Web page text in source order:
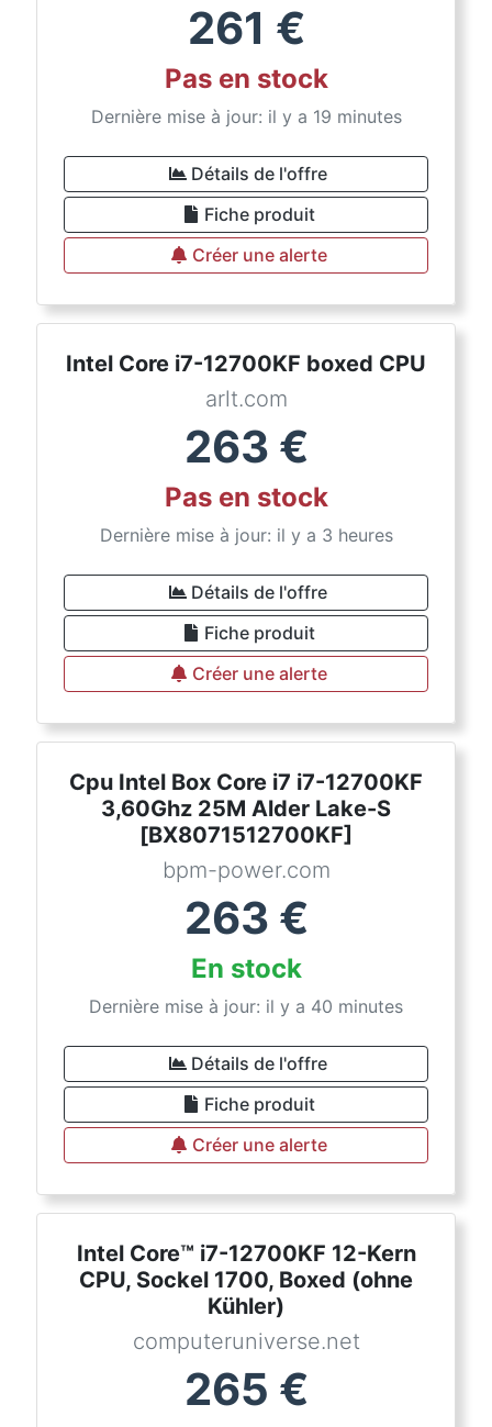
261 €
Pas en stock
Dernière mise à jour: il y a 19 minutes
Détails de l'offre
Fiche produit
Créer une alerte
Intel Core i7-12700KF boxed CPU
arlt.com
263 €
Pas en stock
Dernière mise à jour: il y a 3 heures
Détails de l'offre
Fiche produit
Créer une alerte
Cpu Intel Box Core i7 i7-12700KF
3,60Ghz 25M Alder Lake-S
[BX8071512700KF]
bpm-power.com
263 €
En stock
Dernière mise à jour: il y a 40 minutes
Détails de l'offre
Fiche produit
Créer une alerte
Intel Core™ i7-12700KF 12-Kern
CPU, Sockel 1700, Boxed (ohne
Kühler)
computeruniverse.net
265 €